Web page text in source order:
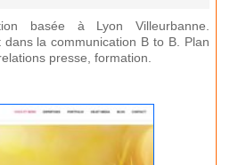
basée à Lyon Villeurbanne.
la communication B to B. Plan
presse, formation.